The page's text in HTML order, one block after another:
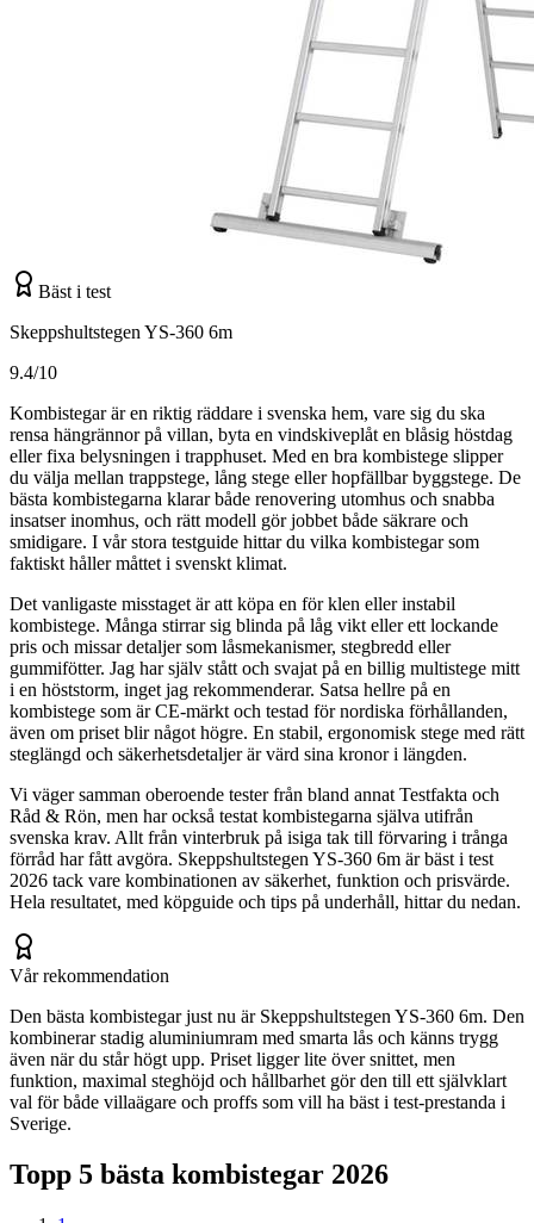
Bäst i test
Skeppshultstegen YS-360 6m
9.4/10
Kombistegar är en riktig räddare i svenska hem, vare sig du ska
rensa hängrännor på villan, byta en vindskiveplåt en blåsig höstdag
eller fixa belysningen i trapphuset. Med en bra kombistege slipper
du välja mellan trappstege, lång stege eller hopfällbar byggstege. De
bästa kombistegarna klarar både renovering utomhus och snabba
insatser inomhus, och rätt modell gör jobbet både säkrare och
smidigare. I vår stora testguide hittar du vilka kombistegar som
faktiskt håller måttet i svenskt klimat.
Det vanligaste misstaget är att köpa en för klen eller instabil
kombistege. Många stirrar sig blinda på låg vikt eller ett lockande
pris och missar detaljer som låsmekanismer, stegbredd eller
gummifötter. Jag har själv stått och svajat på en billig multistege mitt
i en höststorm, inget jag rekommenderar. Satsa hellre på en
kombistege som är CE-märkt och testad för nordiska förhållanden,
även om priset blir något högre. En stabil, ergonomisk stege med rätt
steglängd och säkerhetsdetaljer är värd sina kronor i längden.
Vi väger samman oberoende tester från bland annat Testfakta och
Råd & Rön, men har också testat kombistegarna själva utifrån
svenska krav. Allt från vinterbruk på isiga tak till förvaring i trånga
förråd har fått avgöra. Skeppshultstegen YS-360 6m är bäst i test
2026 tack vare kombinationen av säkerhet, funktion och prisvärde.
Hela resultatet, med köpguide och tips på underhåll, hittar du nedan.
Vår rekommendation
Den bästa kombistegar just nu är Skeppshultstegen YS-360 6m. Den
kombinerar stadig aluminiumram med smarta lås och känns trygg
även när du står högt upp. Priset ligger lite över snittet, men
funktion, maximal steghöjd och hållbarhet gör den till ett självklart
val för både villaägare och proffs som vill ha bäst i test-prestanda i
Sverige.
Topp 5 bästa kombistegar 2026